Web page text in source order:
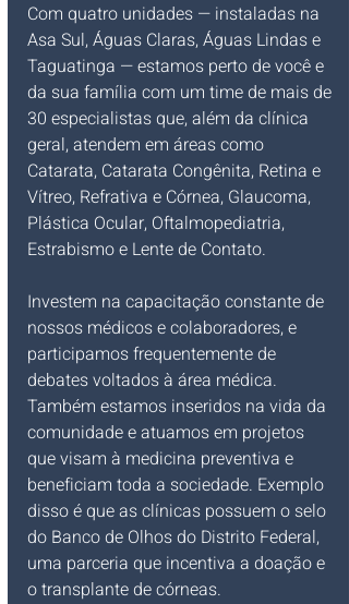
Com quatro unidades — instaladas na
Asa Sul, Águas Claras, Águas Lindas e
Taguatinga — estamos perto de você e
da sua família com um time de mais de
30 especialistas que, além da clínica
geral, atendem em áreas como
Catarata, Catarata Congênita, Retina e
Vítreo, Refrativa e Córnea, Glaucoma,
Plástica Ocular, Oftalmopediatria,
Estrabismo e Lente de Contato.
Investem na capacitação constante de
nossos médicos e colaboradores, e
participamos frequentemente de
debates voltados à área médica.
Também estamos inseridos na vida da
comunidade e atuamos em projetos
que visam à medicina preventiva e
beneficiam toda a sociedade. Exemplo
disso é que as clínicas possuem o selo
do Banco de Olhos do Distrito Federal,
uma parceria que incentiva a doação e
o transplante de córneas.